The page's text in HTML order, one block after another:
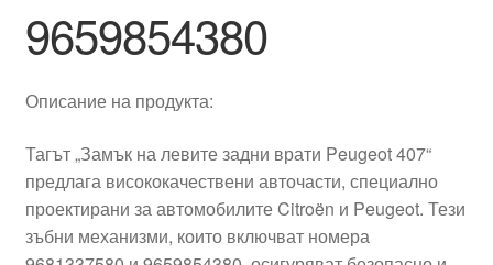
Жалби
Контакт
Моята сметка
9659854380
Описание на продукта:
Тагът „Замък на левите задни врати Peugeot 407“
предлага висококачествени авточасти, специално
проектирани за автомобилите Citroën и Peugeot. Тези
зъбни механизми, които включват номера